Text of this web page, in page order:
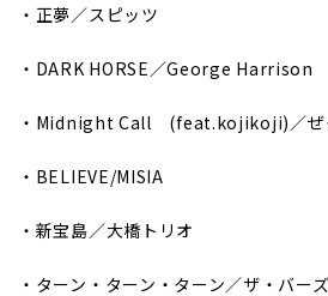
・正夢／スピッツ
・DARK HORSE／George Harrison
・Midnight Call (feat.kojikoji)／ぜ
・BELIEVE/MISIA
・新宝島／大橋トリオ
・ターン・ターン・ターン／ザ・バーズ